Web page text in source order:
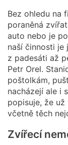
Bez ohledu na
poraněná
auto nebo je
naší činnosti
z padesáti až
Petr Orel.
poštolkám,
nacházejí ale i
popisuje, že
včetně těch
Zvířecí